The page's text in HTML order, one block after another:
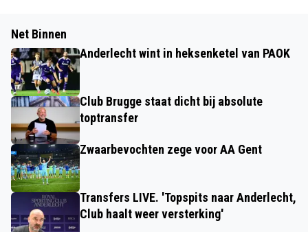
Net Binnen
Anderlecht wint in heksenketel van PAOK
Club Brugge staat dicht bij absolute
toptransfer
Zwaarbevochten zege voor AA Gent
Transfers LIVE. 'Topspits naar Anderlecht,
Club haalt weer versterking'